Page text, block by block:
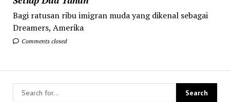
Bagi ratusan ribu imigran muda yang dikenal sebagai
Dreamers, Amerika
Comments closed